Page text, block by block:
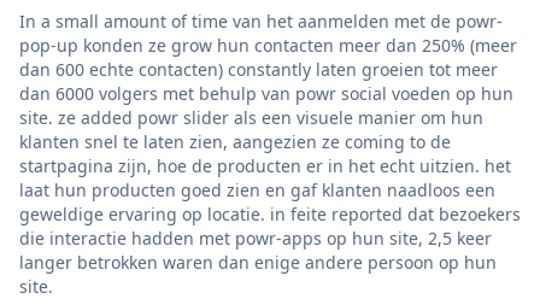
In a small amount of time van het aanmelden met de powr-
pop-up konden ze grow hun contacten meer dan 250% (meer
dan 600 echte contacten) constantly laten groeien tot meer
dan 6000 volgers met behulp van powr social voeden op hun
site. ze added powr slider als een visuele manier om hun
klanten snel te laten zien, aangezien ze coming to de
startpagina zijn, hoe de producten er in het echt uitzien. het
laat hun producten goed zien en gaf klanten naadloos een
geweldige ervaring op locatie. in feite reported dat bezoekers
die interactie hadden met powr-apps op hun site, 2,5 keer
langer betrokken waren dan enige andere persoon op hun
site.